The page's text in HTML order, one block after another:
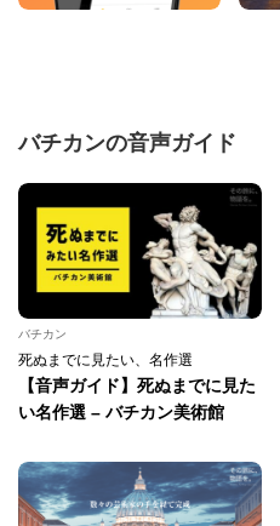
バチカンの音声ガイド
バチカン
死ぬまでに見たい、名作選
【音声ガイド】死ぬまでに見た
い名作選 – バチカン美術館